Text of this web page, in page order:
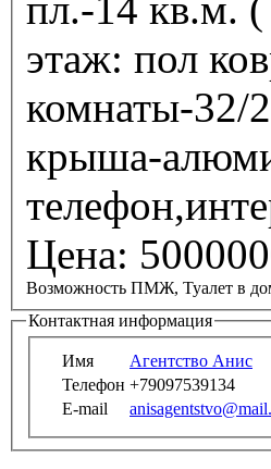
этаж: пол ковралин. сан.узел совмещенный-12 кв.м.,
комнаты-32/22/21/19 кв.м.,
крыша-
Цена:
Возможность ПМЖ, Туалет в
Контактная информация
Имя
Агентство Анис
Телефон +79097539134
E-mail